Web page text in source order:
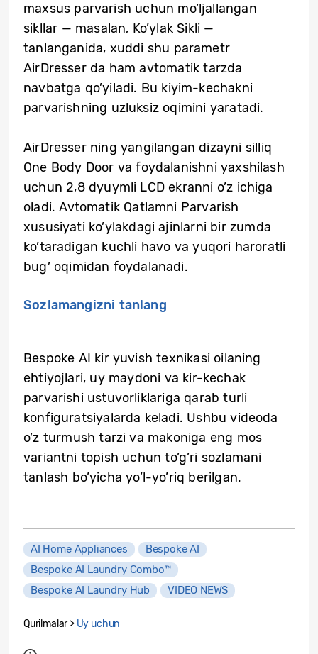
maxsus parvarish uchun mo’ljallangan
sikllar — masalan, Ko’ylak Sikli —
tanlanganida, xuddi shu parametr
AirDresser da ham avtomatik tarzda
navbatga qo’yiladi. Bu kiyim-kechakni
parvarishning uzluksiz oqimini yaratadi.
AirDresser ning yangilangan dizayni silliq
One Body Door va foydalanishni yaxshilash
uchun 2,8 dyuymli LCD ekranni o’z ichiga
oladi. Avtomatik Qatlamni Parvarish
xususiyati ko’ylakdagi ajinlarni bir zumda
ko’taradigan kuchli havo va yuqori haroratli
bug’ oqimidan foydalanadi.
Sozlamangizni tanlang
Bespoke AI kir yuvish texnikasi oilaning
ehtiyojlari, uy maydoni va kir-kechak
parvarishi ustuvorliklariga qarab turli
konfiguratsiyalarda keladi. Ushbu videoda
o’z turmush tarzi va makoniga eng mos
variantni topish uchun to’g’ri sozlamani
tanlash bo’yicha yo’l-yo’riq berilgan.
AI Home Appliances
Bespoke AI
Bespoke AI Laundry Combo™
Bespoke AI Laundry Hub
VIDEO NEWS
Qurilmalar > Uy uchun